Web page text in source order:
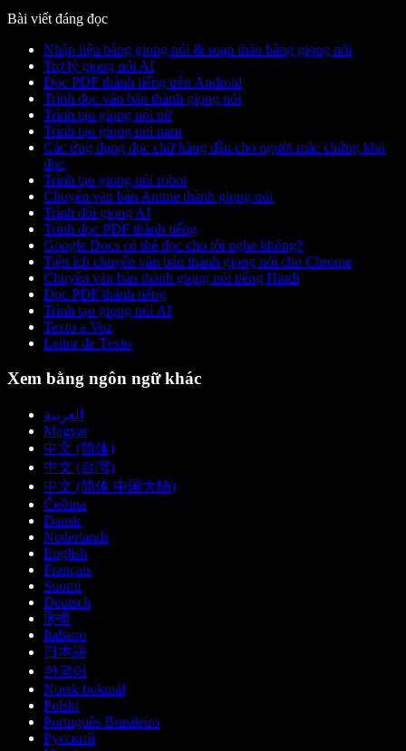
Bài viết đáng đọc
Nhập liệu bằng giọng nói & soạn thảo bằng giọng nói
Trợ lý giọng nói AI
Đọc PDF thành tiếng trên Android
Trình đọc văn bản thành giọng nói
Trình tạo giọng nói nữ
Trình tạo giọng nói nam
Các ứng dụng đọc chữ hàng đầu cho người mắc chứng khó
đọc
Trình tạo giọng nói robot
Chuyển văn bản Anime thành giọng nói
Trình đổi giọng AI
Trình đọc PDF thành tiếng
Google Docs có thể đọc cho tôi nghe không?
Tiện ích chuyển văn bản thành giọng nói cho Chrome
Chuyển văn bản thành giọng nói tiếng Hindi
Đọc PDF thành tiếng
Trình tạo giọng nói AI
Texto a Voz
Leitor de Texto
Xem bằng ngôn ngữ khác
العربية
Magyar
中文 (简体)
中文 (台灣)
中文 (简体 中国大陆)
Čeština
Dansk
Nederlands
English
Français
Suomi
Deutsch
हिन्दी
Italiano
日本語
한국어
Norsk bokmål
Polski
Português Brasileiro
Русский